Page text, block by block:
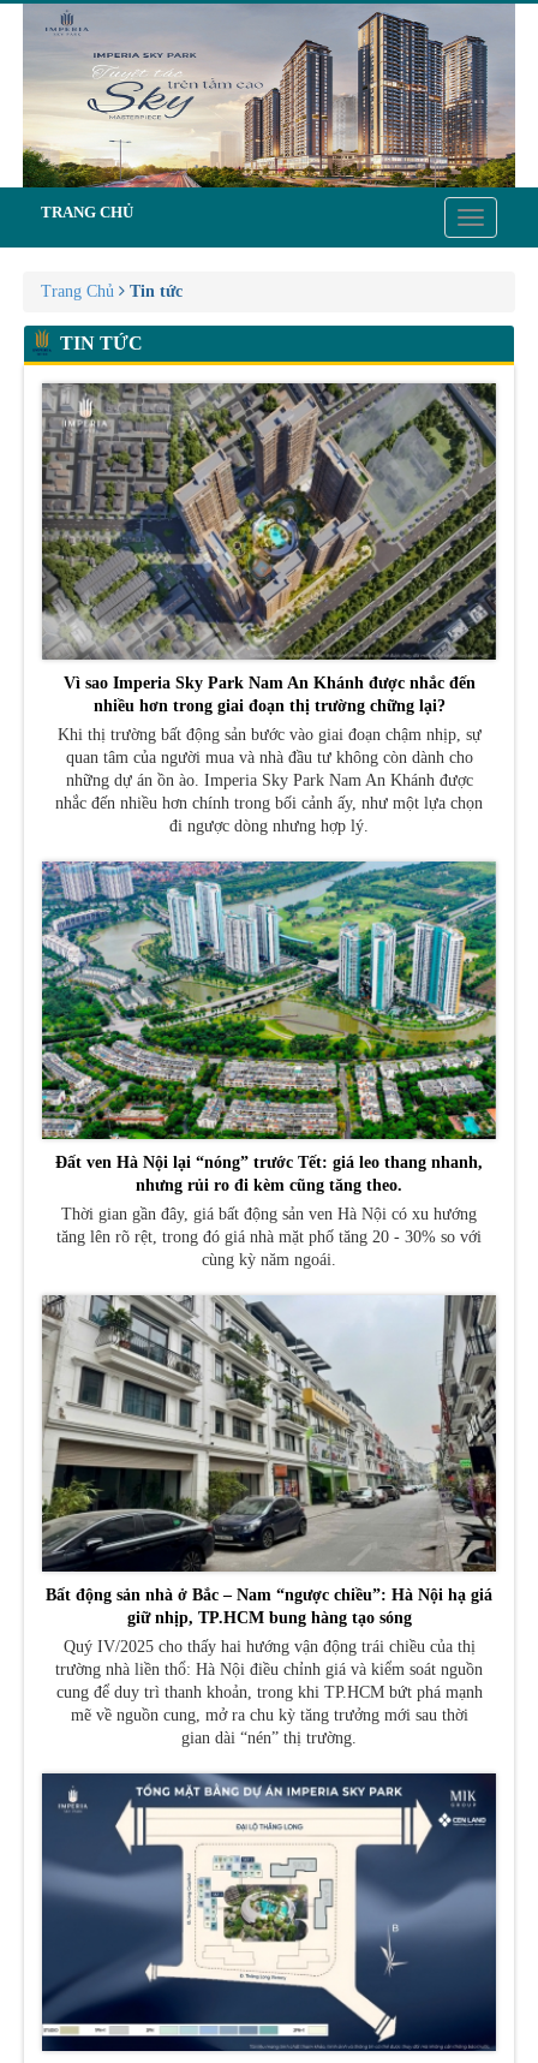
Toggle
TRANG CHỦ
Trang Chủ Tin tức
TIN TỨC
Vì sao Imperia Sky Park Nam An Khánh được nhắc đến
nhiều hơn trong giai đoạn thị trường chững lại?
Khi thị trường bất động sản bước vào giai đoạn chậm nhịp, sự
quan tâm của người mua và nhà đầu tư không còn dành cho
những dự án ồn ào. Imperia Sky Park Nam An Khánh được
nhắc đến nhiều hơn chính trong bối cảnh ấy, như một lựa chọn
đi ngược dòng nhưng hợp lý.
Đất ven Hà Nội lại “nóng” trước Tết: giá leo thang nhanh,
nhưng rủi ro đi kèm cũng tăng theo.
Thời gian gần đây, giá bất động sản ven Hà Nội có xu hướng
tăng lên rõ rệt, trong đó giá nhà mặt phố tăng 20 - 30% so với
cùng kỳ năm ngoái.
Bất động sản nhà ở Bắc – Nam “ngược chiều”: Hà Nội hạ giá
giữ nhịp, TP.HCM bung hàng tạo sóng
Quý IV/2025 cho thấy hai hướng vận động trái chiều của thị
trường nhà liền thổ: Hà Nội điều chỉnh giá và kiểm soát nguồn
cung để duy trì thanh khoản, trong khi TP.HCM bứt phá mạnh
mẽ về nguồn cung, mở ra chu kỳ tăng trưởng mới sau thời
gian dài “nén” thị trường.